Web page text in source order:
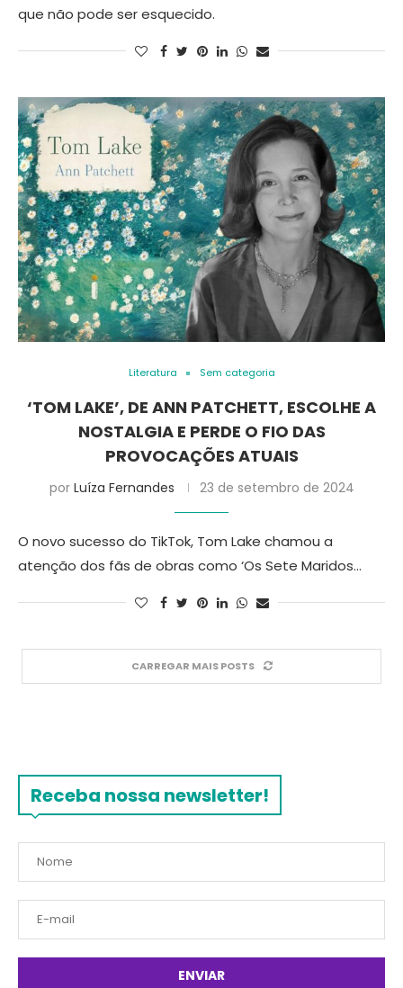
que não pode ser esquecido.
Literatura Sem categoria
‘TOM LAKE’, DE ANN PATCHETT, ESCOLHE A
NOSTALGIA E PERDE O FIO DAS
PROVOCAÇÕES ATUAIS
por Luíza Fernandes 23 de setembro de 2024
O novo sucesso do TikTok, Tom Lake chamou a
atenção dos fãs de obras como ‘Os Sete Maridos…
CARREGAR MAIS POSTS
Receba nossa newsletter!